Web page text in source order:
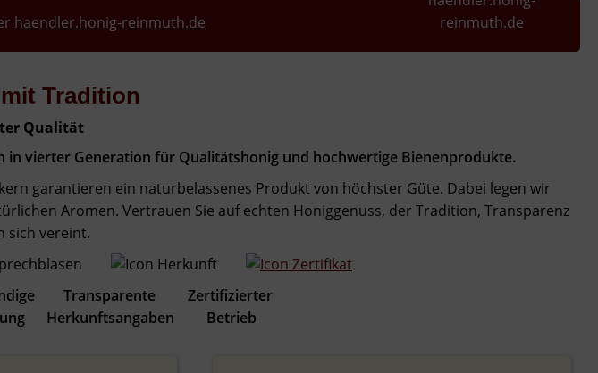
haendler.honig-reinmuth.de
Tradition
Qualität
in vierter Generation für Qualitätshonig und hochwertige Bienenprodukte.
garantieren ein naturbelassenes Produkt von höchster Güte. Dabei legen wir
Aromen. Vertrauen Sie auf echten Honiggenuss, der Tradition, Transparenz
sich vereint.
Transparente Zertifizierter
Betrieb